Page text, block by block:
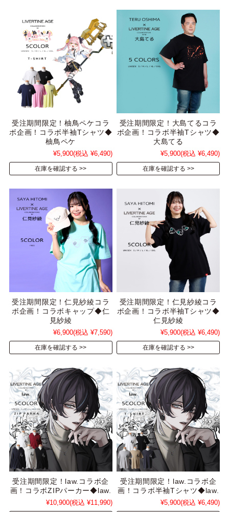
受注期間限定！柚鳥ペケコラ
ボ企画！コラボ半袖Tシャツ◆
柚鳥ペケ
¥5,900(税込 ¥6,490)
在庫を確認する
受注期間限定！大島てるコラ
ボ企画！コラボ半袖Tシャツ◆
大島てる
¥5,900(税込 ¥6,490)
在庫を確認する
受注期間限定！仁見紗綾コラ
ボ企画！コラボキャップ◆仁
見紗綾
¥6,900(税込 ¥7,590)
在庫を確認する
受注期間限定！仁見紗綾コラ
ボ企画！コラボ半袖Tシャツ◆
仁見紗綾
¥5,900(税込 ¥6,490)
在庫を確認する
受注期間限定！law.コラボ企
画！コラボZIPパーカー◆law.
¥10,900(税込 ¥11,990)
受注期間限定！law.コラボ企
画！コラボ半袖Tシャツ◆law.
¥5,900(税込 ¥6,490)